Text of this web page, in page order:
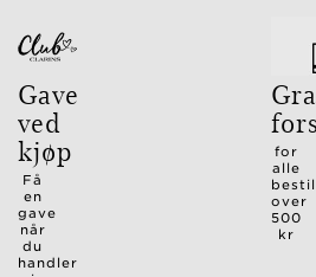
Gave
ved
kjøp
Få
en
gave
når
du
handler
for
alle
over
500
kr